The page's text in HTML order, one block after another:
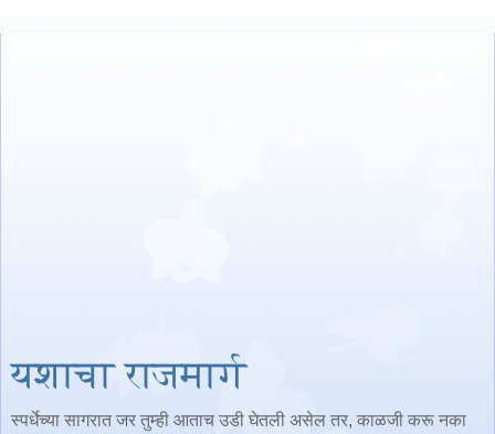
यशाचा राजमार्ग
स्पर्धेच्या सागरात जर तुम्ही आताच उडी घेतली असेल तर, काळजी करू नका